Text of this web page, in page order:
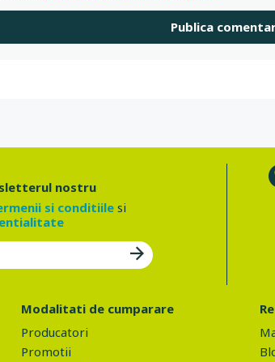
nostru
si conditiilesi
Modalitati de cumparare
Producatori
Promotii